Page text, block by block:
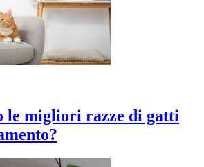
le migliori razze di gatti